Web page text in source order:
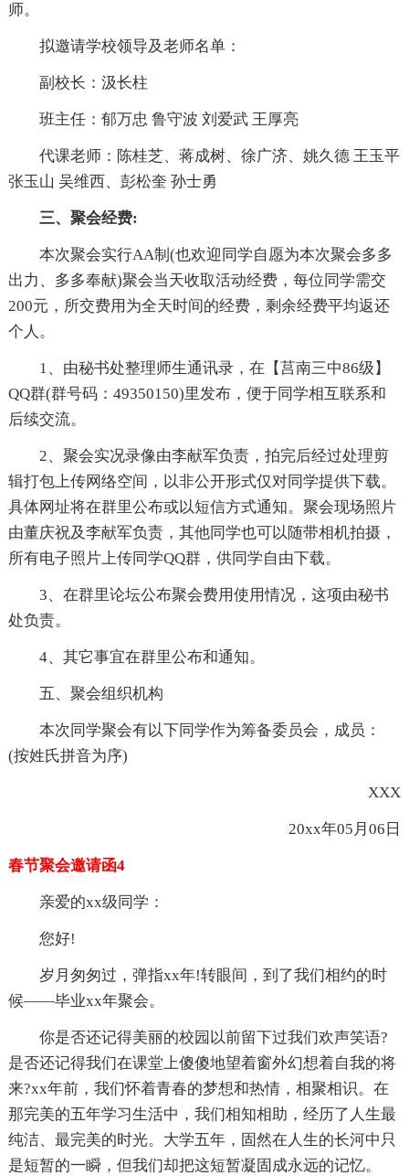
师。
拟邀请学校领导及老师名单：
副校长：汲长柱
班主任：郁万忠 鲁守波 刘爱武 王厚亮
代课老师：陈桂芝、蒋成树、徐广济、姚久德 王玉平
张玉山 吴维西、彭松奎 孙士勇
三、聚会经费:
本次聚会实行AA制(也欢迎同学自愿为本次聚会多多
出力、多多奉献)聚会当天收取活动经费，每位同学需交
200元，所交费用为全天时间的经费，剩余经费平均返还
个人。
1、由秘书处整理师生通讯录，在【莒南三中86级】
QQ群(群号码：49350150)里发布，便于同学相互联系和
后续交流。
2、聚会实况录像由李献军负责，拍完后经过处理剪
辑打包上传网络空间，以非公开形式仅对同学提供下载。
具体网址将在群里公布或以短信方式通知。聚会现场照片
由董庆祝及李献军负责，其他同学也可以随带相机拍摄，
所有电子照片上传同学QQ群，供同学自由下载。
3、在群里论坛公布聚会费用使用情况，这项由秘书
处负责。
4、其它事宜在群里公布和通知。
五、聚会组织机构
本次同学聚会有以下同学作为筹备委员会，成员：
(按姓氏拼音为序)
XXX
20xx年05月06日
春节聚会邀请函4
亲爱的xx级同学：
您好!
岁月匆匆过，弹指xx年!转眼间，到了我们相约的时
候——毕业xx年聚会。
你是否还记得美丽的校园以前留下过我们欢声笑语?
是否还记得我们在课堂上傻傻地望着窗外幻想着自我的将
来?xx年前，我们怀着青春的梦想和热情，相聚相识。在
那完美的五年学习生活中，我们相知相助，经历了人生最
纯洁、最完美的时光。大学五年，固然在人生的长河中只
是短暂的一瞬，但我们却把这短暂凝固成永远的记忆。